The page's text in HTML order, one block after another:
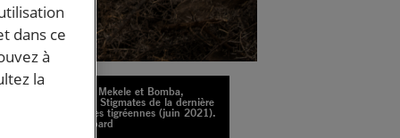
Sur la route entre Mekele et Bomba,
district de Gidget. Stigmates de la dernière
offensive des forces tigréennes (juin 2021).
Crédit : Olivier Jobard
dans ce
à
la